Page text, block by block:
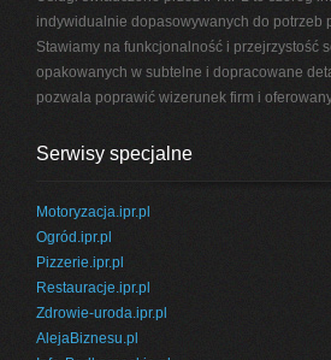
indywidualnie dopasowywanych do potrzeb
Stawiamy na funkcjonalność i przejrzystość
opakowanych w subtelne i dopracowane
pozwala poprawić wizerunek firm i
Serwisy specjalne
Motoryzacja.ipr.pl
Ogród.ipr.pl
Pizzerie.ipr.pl
Restauracje.ipr.pl
Zdrowie-uroda.ipr.pl
AlejaBiznesu.pl